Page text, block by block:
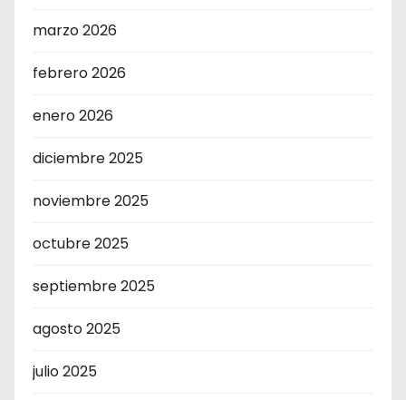
marzo 2026
febrero 2026
enero 2026
diciembre 2025
noviembre 2025
octubre 2025
septiembre 2025
agosto 2025
julio 2025